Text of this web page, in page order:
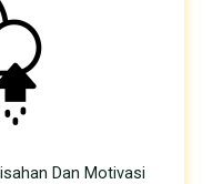
Dan Motivasi